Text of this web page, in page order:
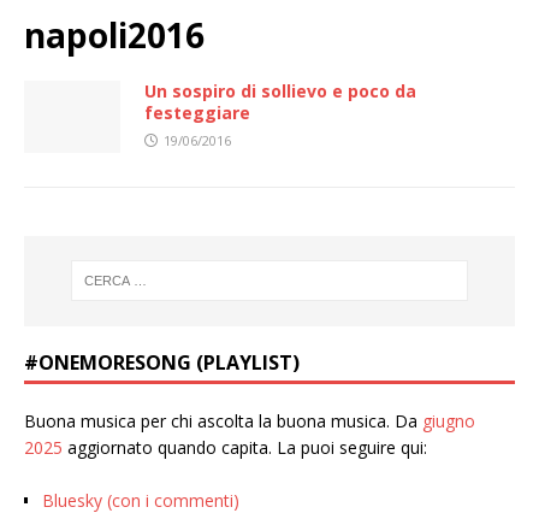
napoli2016
Un sospiro di sollievo e poco da
festeggiare
19/06/2016
#ONEMORESONG (PLAYLIST)
Buona musica per chi ascolta la buona musica. Da giugno
2025 aggiornato quando capita. La puoi seguire qui:
Bluesky (con i commenti)